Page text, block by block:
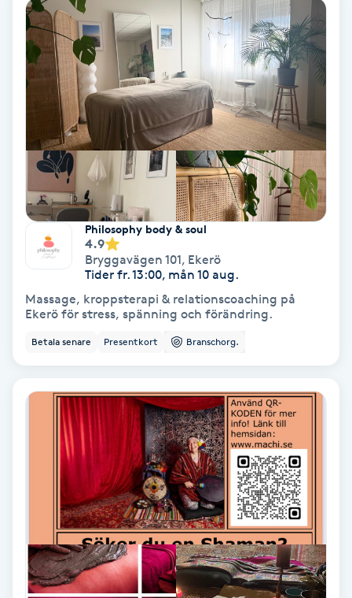
Hyperhidros
Hypnos
Hårborttagning
Hårbottenbehandling
Hårförlängning
Hårvård
Hälsprickor
IPL hårborttagning
IR-massage
Japansk massage
Philosophy body & soul
4.9
Bryggavägen 101, Ekerö
Tider fr. 13:00, mån 10 aug.
Massage, kroppsterapi & relationscoaching på
Ekerö för stress, spänning och förändring.
Betala senare Presentkort Branschorg.